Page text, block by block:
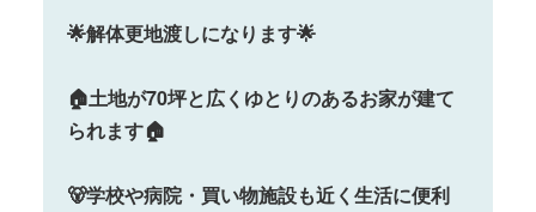
🌟解体更地渡しになります🌟
🏠土地が70坪と広くゆとりのあるお家が建て
られます🏠
🐻学校や病院・買い物施設も近く生活に便利